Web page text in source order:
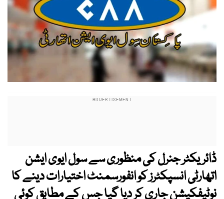
ڈائریکٹر جنرل کی منظوری سے سول ایوی ایشن
اتھارٹی انسپکٹرز کو انفورسمنٹ اختیارات دینے کا
نوٹیفکیشن جاری کر دیا گیا جس کے مطابق کوئی